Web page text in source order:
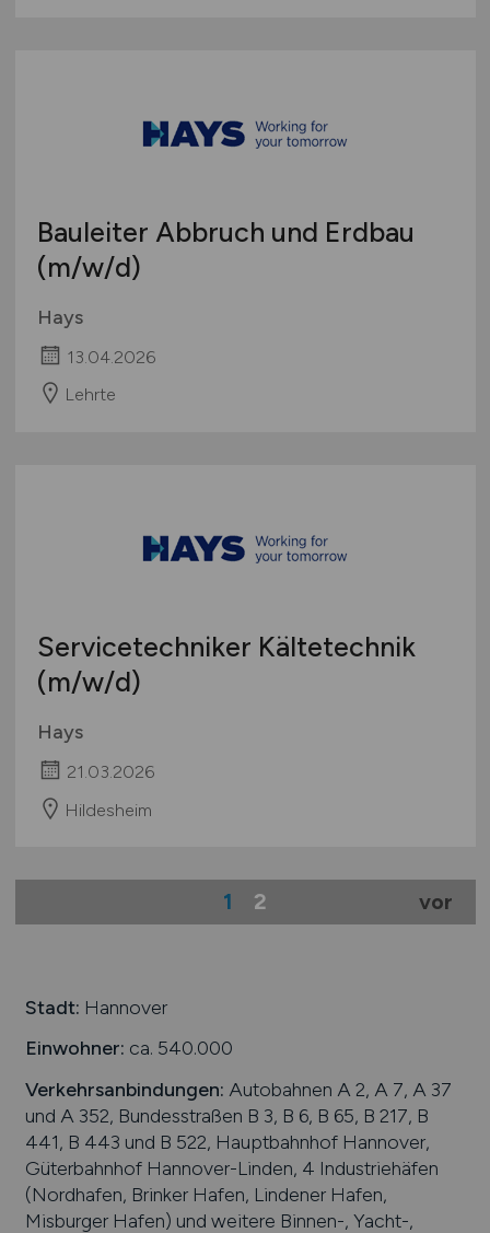
Bauleiter Abbruch und Erdbau
(m/w/d)
Hays
13.04.2026
Lehrte
Servicetechniker Kältetechnik
(m/w/d)
Hays
21.03.2026
Hildesheim
1 2 vor
Stadt: Hannover
Einwohner: ca. 540.000
Verkehrsanbindungen: Autobahnen A 2, A 7, A 37
und A 352, Bundesstraßen B 3, B 6, B 65, B 217, B
441, B 443 und B 522, Hauptbahnhof Hannover,
Güterbahnhof Hannover-Linden, 4 Industriehäfen
(Nordhafen, Brinker Hafen, Lindener Hafen,
Misburger Hafen) und weitere Binnen-, Yacht-,